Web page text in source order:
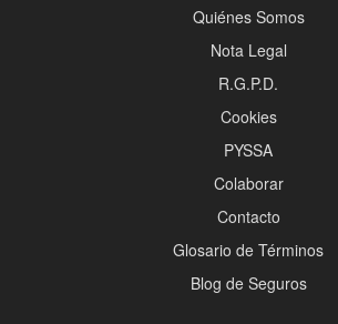
Quiénes Somos
Nota Legal
R.G.P.D.
Cookies
PYSSA
Colaborar
Contacto
Glosario de Términos
Blog de Seguros